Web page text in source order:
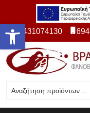
Ανοίξτε τη γραμμή εργαλείων 2431074130